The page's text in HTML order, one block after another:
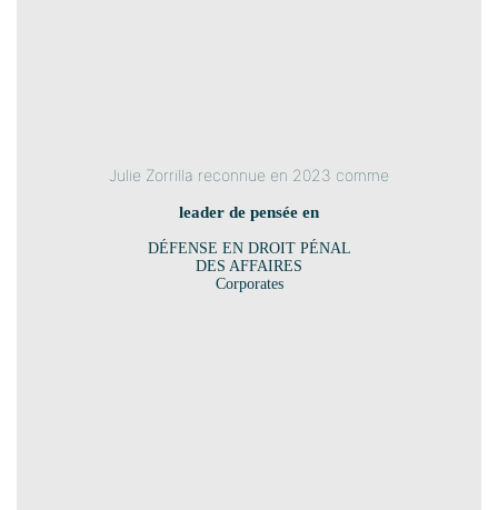
Julie Zorrilla reconnue en 2023 comme
leader de pensée en
DÉFENSE EN DROIT PÉNAL
DES AFFAIRES
Corporates